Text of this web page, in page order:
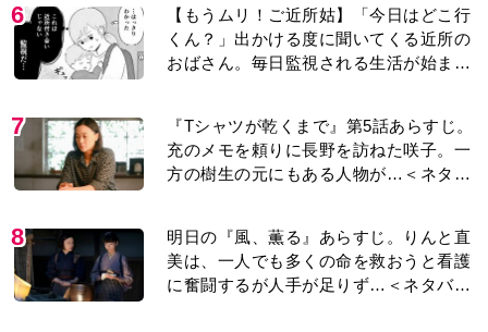
6
【もうムリ！ご近所姑】「今日はどこ行
くん？」出かける度に聞いてくる近所の
おばさん。毎日監視される生活が始ま
7
『Tシャツが乾くまで』第5話あらすじ。
充のメモを頼りに長野を訪ねた咲子。一
方の樹生の元にもある人物が…＜ネタバ
8
明日の『風、薫る』あらすじ。りんと直
美は、一人でも多くの命を救おうと看護
に奮闘するが人手が足りず…＜ネタバレ